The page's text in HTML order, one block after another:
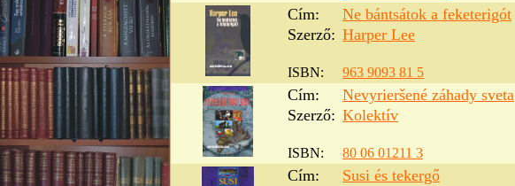
Cím:
Ne bántsátok a feketerigót
Szerző: Harper Lee
ISBN:
963 9093 81 5
Cím:
Nevyrieršené záhady sveta
Szerző: Kolektív
ISBN:
80 06 01211 3
Cím:
Susi és tekergő